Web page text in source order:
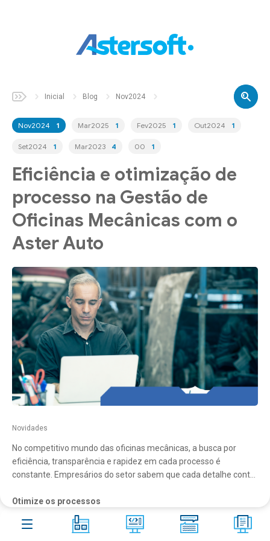
Sobre
Soluções
AsterBuild
AsterFix
AsterParts
AsterPet
AsterShop
Contato
Blog
10
FAQ 266
Acesso remoto
Inicial Blog Nov2024
Mar2025 1 Fev2025 1
Nov2024 1 Out2024 1
Set2024 1 Mar2023 4 00 1
Eficiência e otimização de
processo na Gestão de
Oficinas Mecânicas com o
Aster Auto
Novidades
No competitivo mundo das oficinas mecânicas, a busca por
eficiência, transparência e rapidez em cada processo é
constante. Empresários do setor sabem que cada detalhe conta
lucros do negócio. É nesse contexto que o Aster Auto se destaca
como uma solução poderosa, trazendo mais rapidez e facilidade
no dia a dia das operações.
Otimize os processos
A eficiência começa com a otimização de processo. O Aster